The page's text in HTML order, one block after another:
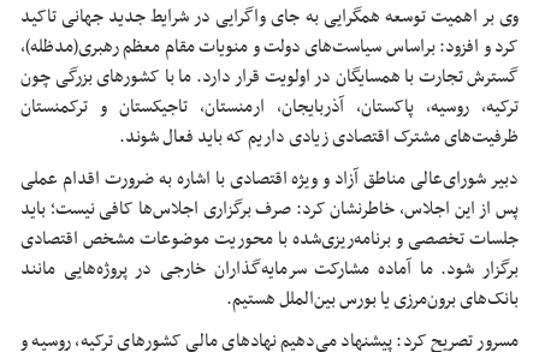
وی بر اهمیت توسعه همگرایی به جای واگرایی در شرایط جدید جهانی تاکید
کرد و افزود: براساس سیاست‌های دولت و منویات مقام معظم رهبری(مدظله)،
گسترش تجارت با همسایگان در اولویت قرار دارد. ما با کشورهای بزرگی چون
ترکیه، روسیه، پاکستان، آذربایجان، ارمنستان، تاجیکستان و ترکمنستان
ظرفیت‌های مشترک اقتصادی زیادی داریم که باید فعال شوند.
دبیر شورای‌عالی مناطق آزاد و ویژه اقتصادی با اشاره به ضرورت اقدام عملی
پس از این اجلاس، خاطرنشان کرد: صرف برگزاری اجلاس‌ها کافی نیست؛ باید
جلسات تخصصی و برنامه‌ریزی‌شده با محوریت موضوعات مشخص اقتصادی
برگزار شود. ما آماده مشارکت سرمایه‌گذاران خارجی در پروژه‌هایی مانند
بانک‌های برون‌مرزی یا بورس بین‌الملل هستیم.
مسرور تصریح کرد: پیشنهاد می‌دهیم نهادهای مالی کشورهای ترکیه، روسیه و